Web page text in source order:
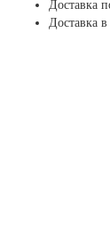
Доставка
Доставка